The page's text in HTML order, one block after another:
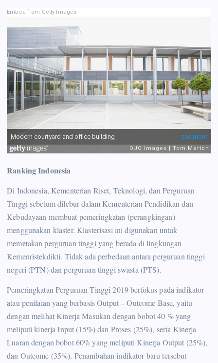
Embed from Getty Images
Ranking Indonesia
Di Indonesia, Kementerian Riset, Teknologi, dan Perguruan
Tinggi sebelum dilebur dalam Kementerian Pendidikan dan
Kebudayaan membuat pemeringkatan (perangkingan)
menggunakan klaster. Klasterisasi ini digunakan untuk
memetakan perguruan tinggi yang berada di lingkungan
Kemenristekdikti. Tidak ada perbedaan antara perguruan tinggi
negeri (PTN) dan perguruan tinggi swasta (PTS).
Pemeringkatan Perguruan Tinggi 2019 berfokus pada indikator
atau penilaian yang berbasis Output – Outcome Base, yaitu
dengan melihat Kinerja Masukan dengan bobot 40 % yang
meliputi kinerja Input (15%) dan Proses (25%), serta Kinerja
Luaran dengan bobot 60% yang meliputi Kinerja Output (25%),
dan Outcome (35%). Penambahan indikator baru tersebut